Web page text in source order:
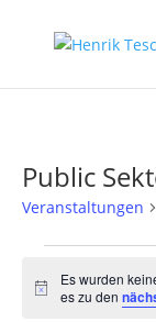
Public
Veranstaltungen
Hinweis
Es wurden
es zu den